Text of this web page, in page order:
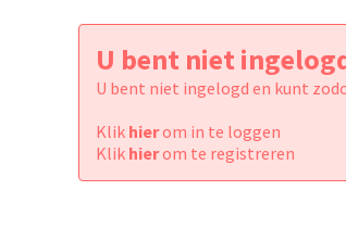
U bent niet
U bent niet ingelogd en kunt
Klik hierom in te loggen
Klik hierom te registreren